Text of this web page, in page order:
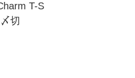
T-S
切